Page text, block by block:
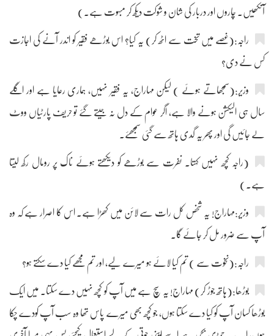
آنکھیں۔ چاروں اور دربار کی شان و شوکت دیکھ کر مبہوت ہے۔)
راجہ:(غصے میں تخت سے اٹھ کر) یہ کیا؟ اس بوڑھے فقیر کو اندر آنے کی اجازت
کس نے دی؟
وزیر:(سمجھاتے ہوئے ) لیکن مہاراج، یہ فقیر نہیں، ہماری رعایا ہے اور اگلے
سال ہی الیکشن ہونے والا ہے، اگر عوام کے دل نہ جیتے گئے تو حریف پارٹیاں ووٹ
لے جائیں گی اور پھر یہ گدی ہاتھ سے گئی سمجھئے۔
(راجہ کچھ نہیں کہتا۔ نفرت سے بوڑھے کو دیکھتے ہوئے ناک پر رومال رکھ لیتا
ہے۔)
وزیر:مہاراج! یہ شخص کل رات سے لائن میں کھڑا ہے۔ اس کا اصرار ہے کہ وہ
آپ سے ضرور مل کر جائے گا۔
راجہ:(نخوت سے ) تم کیا لائے ہو میرے لیے، اور تم مجھے کیا دے سکتے ہو؟
بوڑھا:(ہاتھ جوڑ کر) مہاراج! یہ سچ ہے میں آپ کو کچھ نہیں دے سکتا۔ میں ایک
بوڑھا کسان آپ کو کیا دے سکتا ہوں، جو کچھ بھی میرے پاس تھا وہ سب آپ کودے چکا